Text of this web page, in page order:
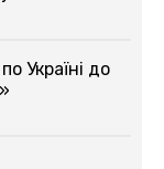
Україні до